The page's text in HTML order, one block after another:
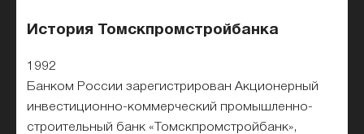
История Томскпромстройбанка
1992
Банком России зарегистрирован Акционерный
инвестиционно-коммерческий промышленно-
строительный банк «Томскпромстройбанк»,